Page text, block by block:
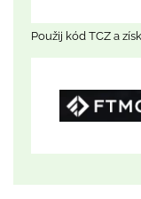
Použij kód TCZ a